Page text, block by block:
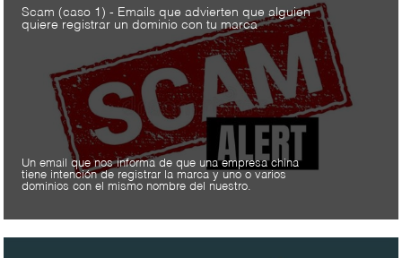
Scam (caso 1) - Emails que advierten que alguien
quiere registrar un dominio con tu marca
Un email que nos informa de que una empresa china
tiene intención de registrar la marca y uno o varios
dominios con el mismo nombre del nuestro.